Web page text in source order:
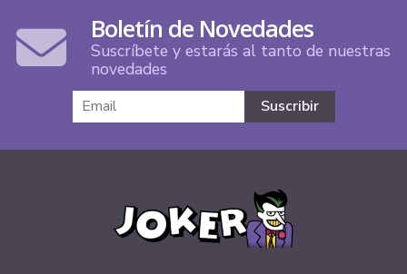
Boletín de Novedades
Suscríbete y estarás al tanto de nuestras
novedades